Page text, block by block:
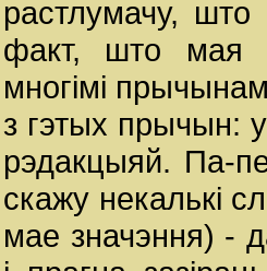
растлумачу,
факт, што мая
многімі
з гэтых прычын:
рэдакцыяй. Па-
скажу некалькі
мае значэння) -